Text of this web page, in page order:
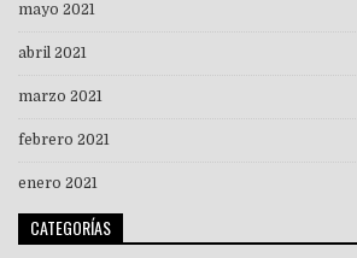
mayo 2021
abril 2021
marzo 2021
febrero 2021
enero 2021
CATEGORÍAS